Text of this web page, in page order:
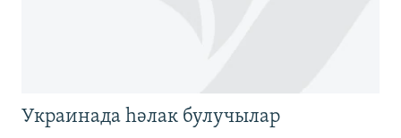
Украинада һәлак булучылар